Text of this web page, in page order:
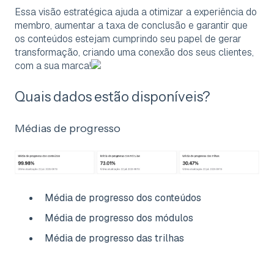
Essa visão estratégica ajuda a otimizar a experiência do
membro, aumentar a taxa de conclusão e garantir que
os conteúdos estejam cumprindo seu papel de gerar
transformação, criando uma conexão dos seus clientes,
com a sua marca!
Quais dados estão disponíveis?
Médias de progresso
Média de progresso dos conteúdos
Média de progresso dos módulos
Média de progresso das trilhas